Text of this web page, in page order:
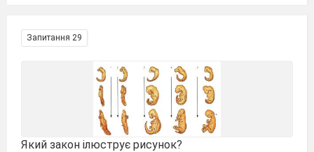
Запитання 29
Який закон ілюструє рисунок?